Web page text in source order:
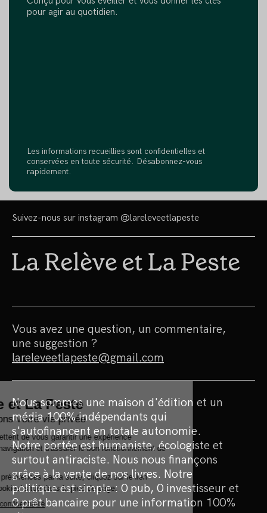
pour agir au quotidien.
Les informations recueillies sont confidentielles et
conservées en toute sécurité. Désabonnez-vous
rapidement.
Suivez-nous sur instagram @lareleveetlapeste
Vous avez une question, un commentaire,
une suggestion ?
lareleveetlapeste@gmail.com
Nous sommes une maison d'édition et un
média 100% indépendants qui
s'autofinancent en totale autonomie.
Notre portée est humaniste, écologiste et
surtout antiraciste. Nous nous finançons
grâce à la vente de nos livres. Notre
politique est simple : 0 pub, 0 investisseur et
0 prêt bancaire pour une information 100%